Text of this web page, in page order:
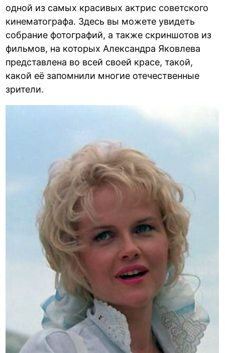
одной из самых красивых актрис советского
кинематографа. Здесь вы можете увидеть
собрание фотографий, а также скриншотов из
фильмов, на которых Александра Яковлева
представлена во всей своей красе, такой,
какой её запомнили многие отечественные
зрители.